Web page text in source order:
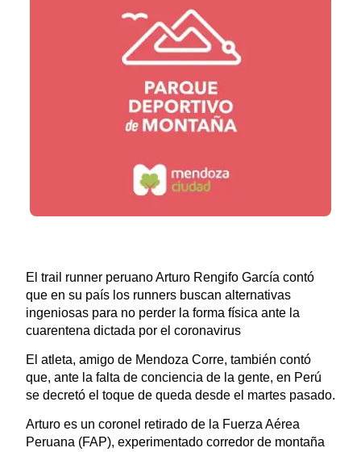
El trail runner peruano Arturo Rengifo García contó
que en su país los runners buscan alternativas
ingeniosas para no perder la forma física ante la
cuarentena dictada por el coronavirus
El atleta, amigo de Mendoza Corre, también contó
que, ante la falta de conciencia de la gente, en Perú
se decretó el toque de queda desde el martes pasado.
Arturo es un coronel retirado de la Fuerza Aérea
Peruana (FAP), experimentado corredor de montaña